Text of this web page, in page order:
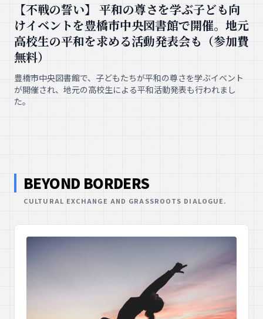
【不戦の誓い】 平和の尊さを学ぶ子ども向
けイベントを豊橋市中央図書館で開催。地元
高校生の平和を求める活動発表会も（参加費
無料）
豊橋市中央図書館で、子どもたちが平和の尊さを学ぶイベント
が開催され、地元の高校生による平和活動発表も行われまし
た。
BEYOND BORDERS
CULTURAL EXCHANGE AND GRASSROOTS DIALOGUE.